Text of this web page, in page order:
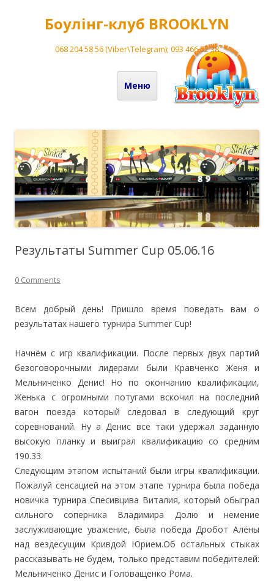
Боулінг-клуб BROOKLYN
068 204 58 56 (Viber\Telegram); 093 466 52 38
Меню
Перейти до вмісту
Результаты Summer Cup 05.06.16
0 Comments
Всем добрый день! Пришло время поведать вам о
результатах нашего турнира Summer Cup!
Начнём с игр квалификации. После первых двух партий
безоговорочными лидерами были Кравченко Женя и
Мельниченко Денис! Но по окончанию квалификации,
Женька с огромными потугами вскочил на последний
вагон поезда который следовал в следующий круг
соревнований. Ну а Денис всё таки удержал заданную
высокую планку и выиграл квалификацию со средним
190.33.
Следующим этапом испытаний были игры квалификации.
Пожалуй сенсацией на этом этапе турнира была победа
новичка турнира Спесивцива Виталия, который обыграл
сильного соперника Владимира Долю и немение
заслуживающие уважение, была победа Дробот Алёны
над вездесущим Кривдой Юрием.Об остальных стыках
рассказывать не будем, только представим победителей:
Мельниченко Денис и Головащенко Рома.